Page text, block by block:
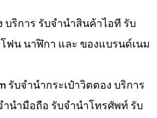
บริการ รับจำนำสินค้าไอที รับ
ฟน นาฬิกา และ ของแบรนด์เนม
รับจำนำกระเป๋าวิตตอง บริการ
นำมือถือ รับจำนำโทรศัพท์ รับ